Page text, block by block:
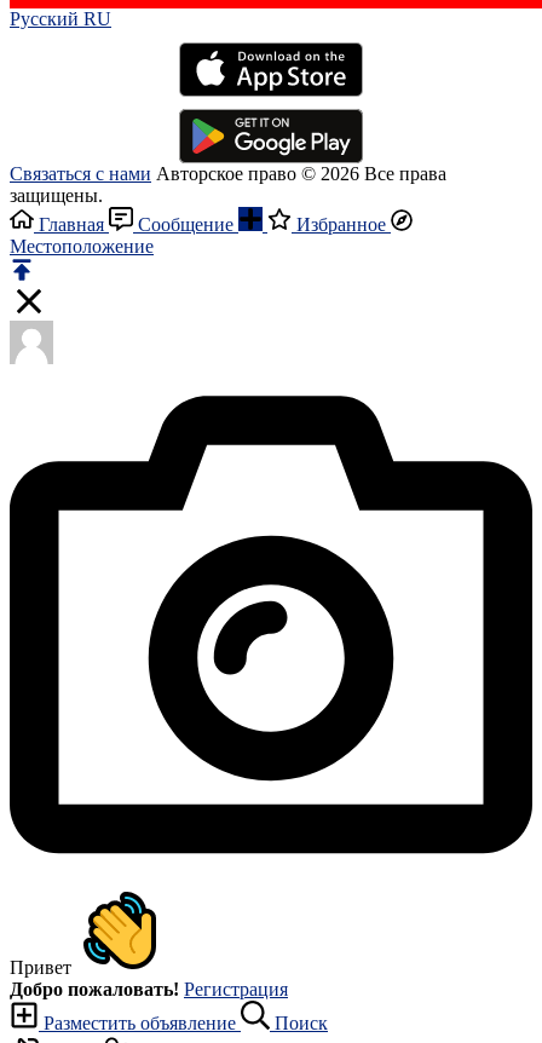
Русский RU‎
Связаться с нами Авторское право © 2026 Все права
защищены.
Главная
Сообщение
Избранное
Местоположение
Привет
Добро пожаловать! Регистрация
Разместить объявление
Поиск